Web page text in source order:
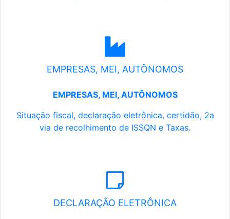
EMPRESAS, MEI, AUTÔNOMOS
EMPRESAS, MEI, AUTÔNOMOS
Situação fiscal, declaração eletrônica, certidão, 2a
via de recolhimento de ISSQN e Taxas.
DECLARAÇÃO ELETRÔNICA